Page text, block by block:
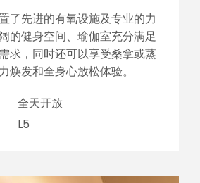
了先进的有氧设施及专业的力
的健身空间、瑜伽室充分满足
求，同时还可以享受桑拿或蒸
焕发和全身心放松体验。
全天开放
L5